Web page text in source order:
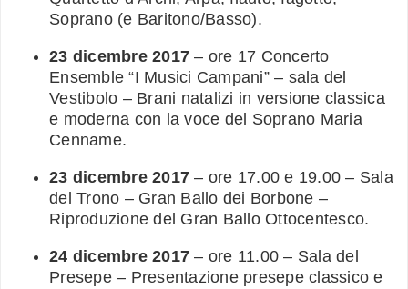
Soprano (e Baritono/Basso).
23 dicembre 2017 – ore 17 Concerto
Ensemble “I Musici Campani” – sala del
Vestibolo – Brani natalizi in versione classica
e moderna con la voce del Soprano Maria
Cenname.
23 dicembre 2017 – ore 17.00 e 19.00 – Sala
del Trono – Gran Ballo dei Borbone –
Riproduzione del Gran Ballo Ottocentesco.
24 dicembre 2017 – ore 11.00 – Sala del
Presepe – Presentazione presepe classico e